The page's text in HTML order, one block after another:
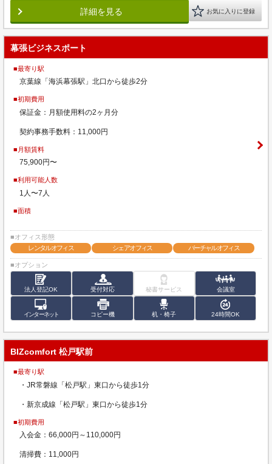
詳細を見る お気に入りに登録
幕張ビジネスポート
■最寄り駅
京葉線「海浜幕張駅」北口から徒歩2分
■初期費用
保証金：月額使用料の2ヶ月分
契約事務手数料：11,000円
■月額賃料
75,900円〜
■利用可能人数
1人〜7人
■面積
■オフィス形態
レンタルオフィス
シェアオフィス バーチャルオフィス
■オプション
法人登記OK 受付対応 秘書サービス 会議室
インターネット コピー機 机・椅子 24時間OK
BIZcomfort 松戸駅前
■最寄り駅
・JR常磐線「松戸駅」東口から徒歩1分
・新京成線「松戸駅」東口から徒歩1分
■初期費用
入会金：66,000円～110,000円
清掃費：11,000円